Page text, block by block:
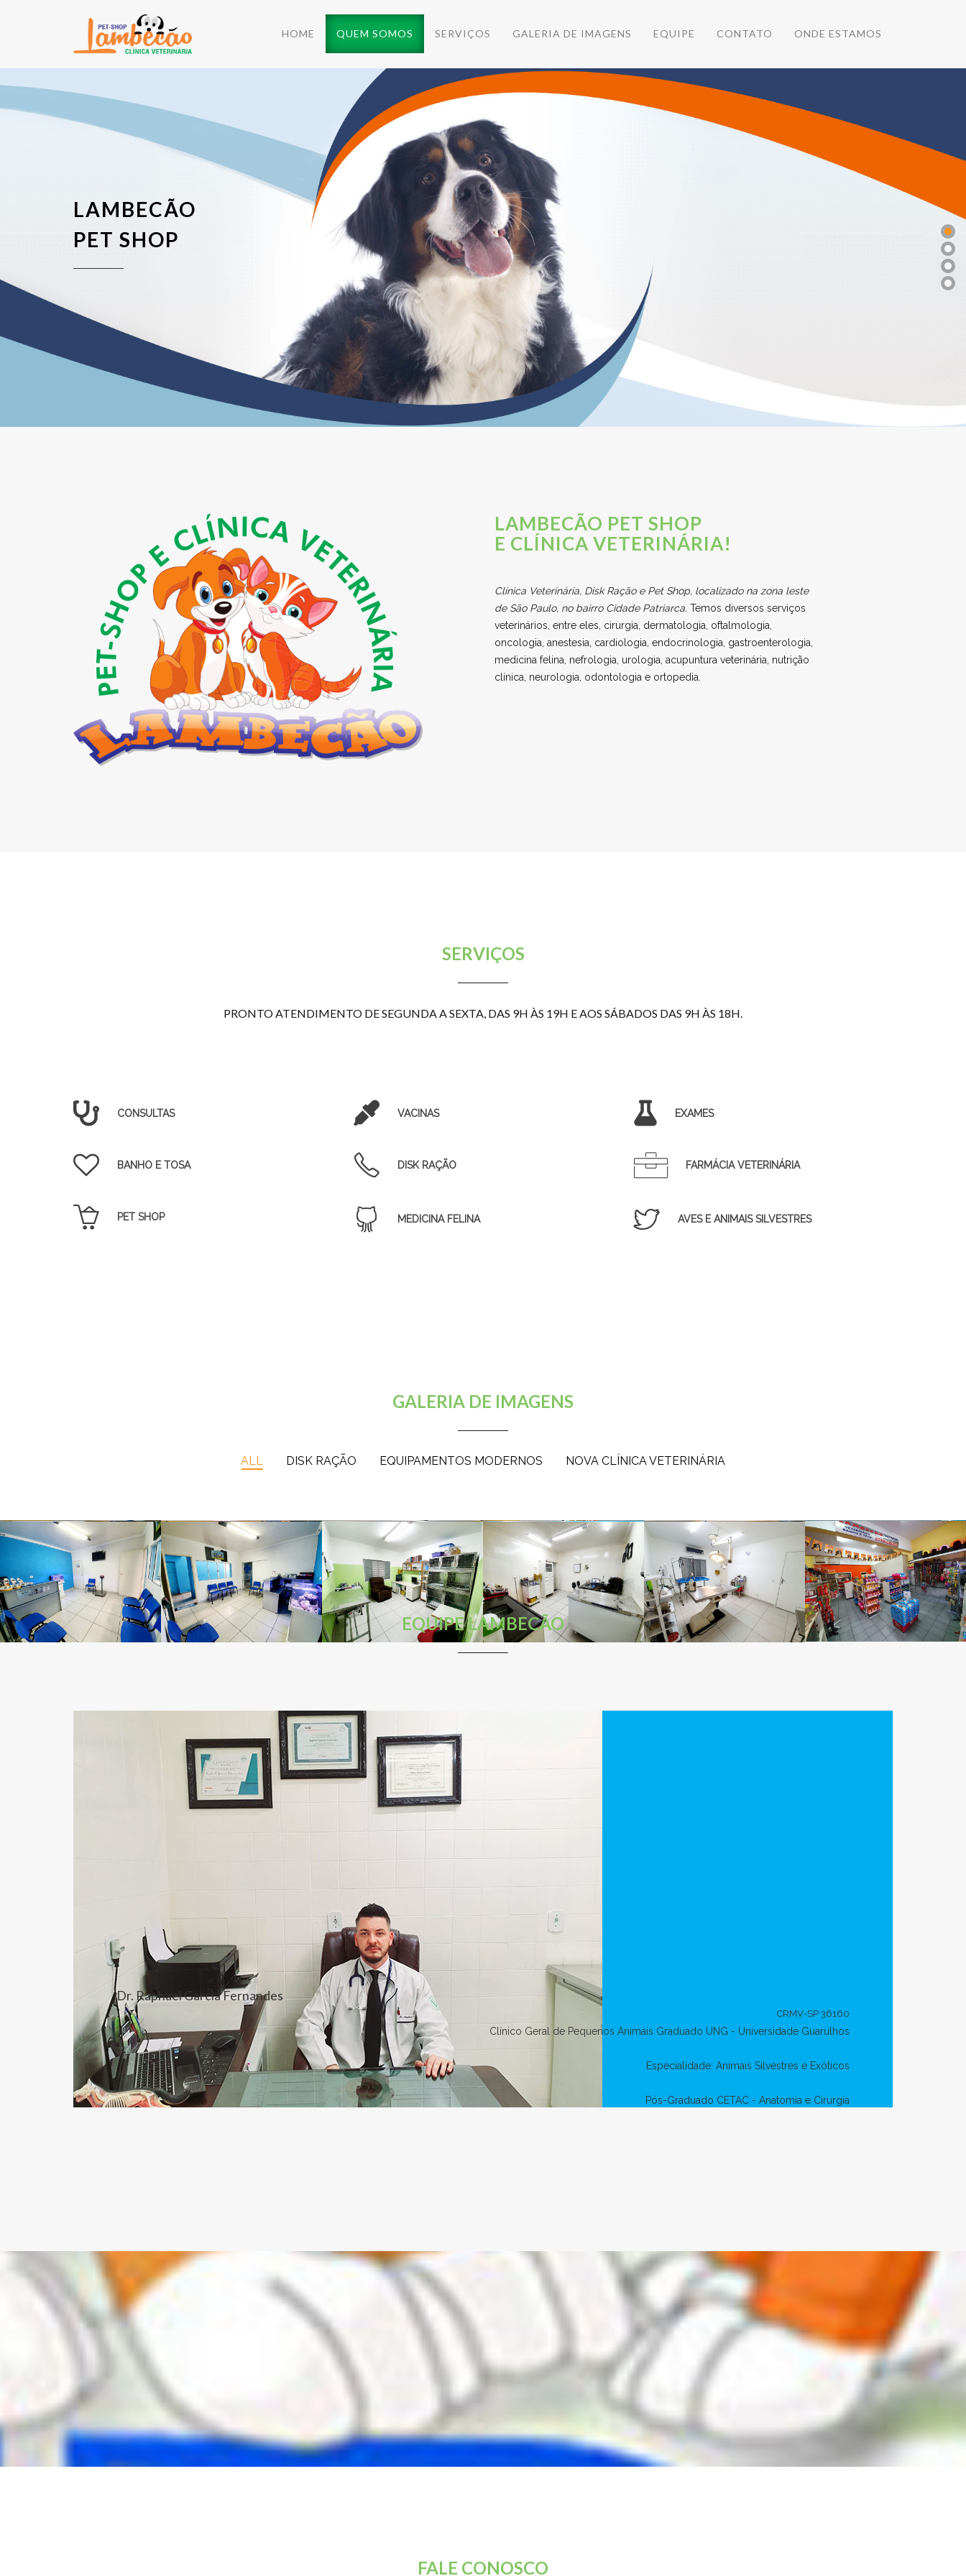
HOME QUEM SOMOS SERVIÇOS GALERIA DE IMAGENS EQUIPE CONTATO ONDE ESTAMOS
LAMBECÃO
PET SHOP
LAMBECÃO PET SHOP
E CLÍNICA VETERINÁRIA!
Clínica Veterinária, Disk Ração e Pet Shop, localizado na zona leste
de São Paulo, no bairro Cidade Patriarca. Temos diversos serviços
veterinários, entre eles, cirurgia, dermatologia, oftalmologia,
oncologia, anestesia, cardiologia, endocrinologia, gastroenterologia,
medicina felina, nefrologia, urologia, acupuntura veterinária, nutrição
clínica, neurologia, odontologia e ortopedia.
SERVIÇOS
PRONTO ATENDIMENTO DE SEGUNDA A SEXTA, DAS 9H ÀS 19H E AOS SÁBADOS DAS 9H ÀS 18H.
CONSULTAS
BANHO E TOSA
PET SHOP
VACINAS
DISK RAÇÃO
MEDICINA FELINA
EXAMES
FARMÁCIA VETERINÁRIA
AVES E ANIMAIS SILVESTRES
GALERIA DE IMAGENS
ALL DISK RAÇÃO EQUIPAMENTOS MODERNOS NOVA CLÍNICA VETERINÁRIA
EQUIPE LAMBECÃO
Dr. Raphael Garcia Fernandes
CRMV-SP 36160
Clínico Geral de Pequenos Animais Graduado UNG - Universidade Guarulhos
Especialidade: Animais Silvestres e Exóticos
Pós-Graduado CETAC - Anatomia e Cirurgia
FALE CONOSCO